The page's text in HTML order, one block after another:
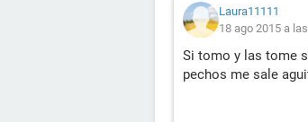
Laura11111
18 ago 2015 a
Si tomo y las tome
pechos me sale